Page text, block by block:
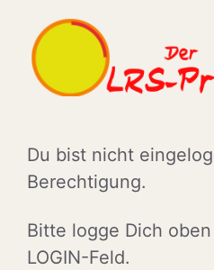
Inhalt
springen
Du bist nicht
Berechtigung.
Bitte logge Dich
LOGIN-Feld.